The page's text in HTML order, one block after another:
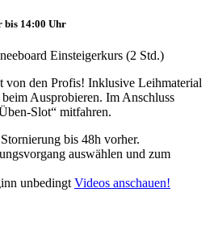
bis 14:00 Uhr
Einsteigerkurs (2 Std.)
von den Profis! Inklusive Leihmaterial
Ausprobieren. Im Anschluss
Slot“ mitfahren.
bis 48h vorher.
auswählen und zum
unbedingt Videos anschauen!